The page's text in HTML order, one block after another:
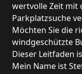
wertvolle Zeit mit
Parkplatzsuche
Möchten Sie die
windgeschützte
Dieser Leitfaden
Mein Name ist